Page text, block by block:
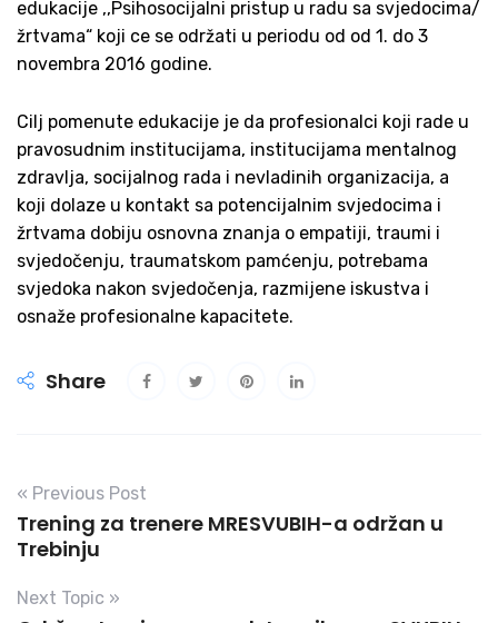
edukacije ,,Psihosocijalni pristup u radu sa svjedocima/
žrtvama“ koji ce se održati u periodu od od 1. do 3
novembra 2016 godine.
Cilj pomenute edukacije je da profesionalci koji rade u
pravosudnim institucijama, institucijama mentalnog
zdravlja, socijalnog rada i nevladinih organizacija, a
koji dolaze u kontakt sa potencijalnim svjedocima i
žrtvama dobiju osnovna znanja o empatiji, traumi i
svjedočenju, traumatskom pamćenju, potrebama
svjedoka nakon svjedočenja, razmijene iskustva i
osnaže profesionalne kapacitete.
Share
« Previous Post
Trening za trenere MRESVUBIH-a održan u
Trebinju
Next Topic »